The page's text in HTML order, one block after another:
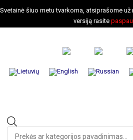
Svetainė šiuo metu tvarkoma, atsiprašome
versiją rasite